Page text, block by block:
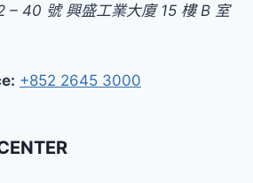
– 40 號 興盛工業大廈 15 樓 B 室
+852 2645 3000